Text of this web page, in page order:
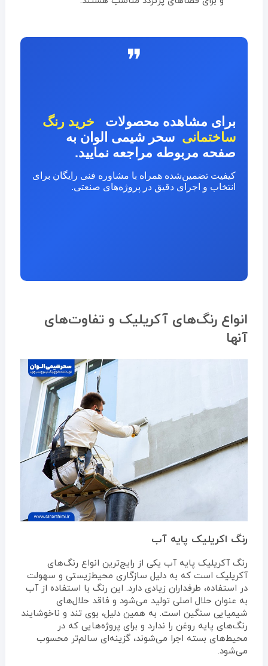
❞
برای مشاهده محصولات
خرید رنگ
ساختمانی سحر شیمی الوان به
صفحه مربوطه مراجعه نمایید.
کیفیت تضمین‌شده همراه با مشاوره فنی رایگان برای
انتخاب و اجرای دقیق در پروژه‌های صنعتی.
انواع رنگ‌های آکریلیک و تفاوت‌های
آنها
رنگ اکریلیک پایه آب
رنگ آکریلیک پایه آب یکی از رایج‌ترین انواع رنگ‌های
آکریلیک است که به دلیل سازگاری محیط‌زیستی و سهولت
در استفاده، طرفداران زیادی دارد. این رنگ با استفاده از آب
به عنوان حلال اصلی تولید می‌شود و فاقد حلال‌های
شیمیایی سنگین است. به همین دلیل، بوی تند و ناخوشایند
رنگ‌های پایه روغن را ندارد و برای پروژه‌هایی که در
محیط‌های بسته اجرا می‌شوند، گزینه‌ای سالم‌تر محسوب
می‌شود.